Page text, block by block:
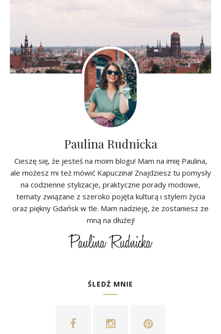
Paulina Rudnicka
Cieszę się, że jesteś na moim blogu! Mam na imię Paulina,
ale możesz mi też mówić Kapuczina! Znajdziesz tu pomysły
na codzienne stylizacje, praktyczne porady modowe,
tematy związane z szeroko pojęta kulturą i stylem życia
oraz piękny Gdańsk w tle. Mam nadzieję, że zostaniesz ze
mną na dłużej!
ŚLEDŹ MNIE